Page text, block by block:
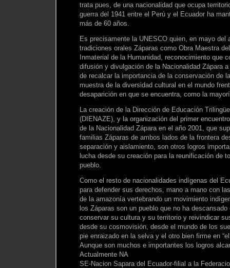
trata pues, de una nacionalidad que ocupa
guerra del 1941 entre el Perú y el Ecuador ha
más de 60 años.
Es precisamente la UNESCO quien, en mayo del
tradiciones orales Záparas como Obra Maestra
Inmaterial de la Humanidad, reconocimiento que
difusión y divulgación de la Nacionalidad Zápara
de recalcar la importancia de la conservación de
muestra de la diversidad cultural en el mundo
desaparición en que se encuentra, como la
La creación de la Dirección de Educación
(DIENAZE), y la organización del primer
de la Nacionalidad Zápara en el año 2001, que
familias Záparas de ambos lados de la frontera
separación y aislamiento, son otros logros
lucha desde su creación para la reunificación de
pueblo.
Como el resto de nacionalidades indígenas del
para defender sus derechos, mano a mano con
de la amazonía vertebrando un movimiento
los Záparas son un pueblo que no ha
conservar su cultura y su territorio y reivindicar
desde su cosmovisión, desde el mundo de los
pie enraizado en la selva y el otro bien firme en
Aunque son muchos e importantes los logros
Actualmente NA
SE-Nacion Sapara del Ecuador-filial a la